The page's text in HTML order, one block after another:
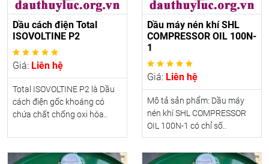
Dầu cách điện Total
ISOVOLTINE P2
Giá: Liên hệ
Total ISOVOLTINE P2 là Dầu
cách điện gốc khoáng có
chứa chất chống oxi hóa..
Dầu máy nén khí SHL
COMPRESSOR OIL 100N-
1
Giá: Liên hệ
Mô tả sản phẩm: Dầu máy
nén khí SHL COMPRESSOR
OIL 100N-1 có chỉ số..